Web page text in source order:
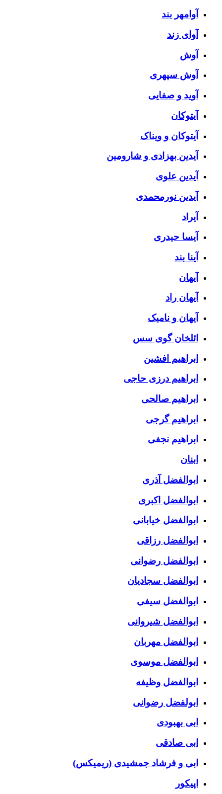
آوامهر بند
آوای زند
آوش
آوش سپهری
آوید و صفایی
آیتوکان
آیتوکان و ویناک
آیدین بهزادی و شارومین
آیدین علوی
آیدین نورمحمدی
آیراد
آیسا حیدری
آینا بند
آیهان
آیهان راد
آیهان و نامیک
ائلخان گوی سس
ابراهیم افشین
ابراهیم درزی حاجی
ابراهیم صالحی
ابراهیم گرجی
ابراهیم نجفی
ابنان
ابوالفضل آذری
ابوالفضل اکبری
ابوالفضل خیابانی
ابوالفضل رزاقی
ابوالفضل رضوانی
ابوالفضل سجادیان
ابوالفضل سیفی
ابوالفضل شیروانی
ابوالفضل مهربان
ابوالفضل موسوی
ابوالفضل وظیفه
ابولفضل رضوانی
ابی بهبودی
ابی صادقی
ابی و فرشاد جمشیدی (ریمیکس)
اپیکور